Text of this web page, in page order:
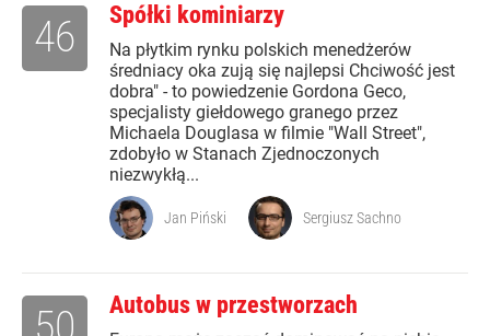
Spółki kominiarzy
Na płytkim rynku polskich menedżerów
średniacy oka zują się najlepsi Chciwość jest
dobra" - to powiedzenie Gordona Geco,
specjalisty giełdowego granego przez
Michaela Douglasa w filmie "Wall Street",
zdobyło w Stanach Zjednoczonych
niezwykłą...
46
Jan Piński Sergiusz Sachno
Autobus w przestworzach